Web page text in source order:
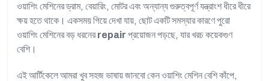
ওয়াশিং মেশিনের ড্রাম, বেয়ারিং, মোটর এবং অন্যান্য গুরুত্বপূর্ণ যন্ত্রাংশ ধীরে ধীরে
ক্ষয় হতে থাকে। একসময় গিয়ে দেখা যায়, ছোট একটি সমস্যার কারণে পুরো
ওয়াশিং মেশিনের বড় ধরনেরrepair প্রয়োজন পড়ছে, যার খরচ কয়েকগুণ
বেশি।
এই আর্টিকেলে আমরা খুব সহজ ভাষায় জানবো কেন ওয়াশিং মেশিন বেশি কাঁপে,